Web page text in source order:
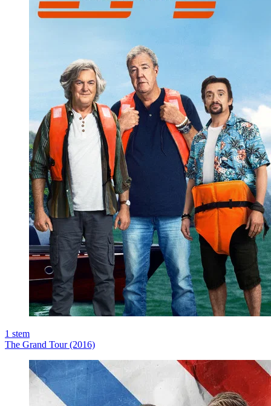
1 stem
The Grand Tour (2016)